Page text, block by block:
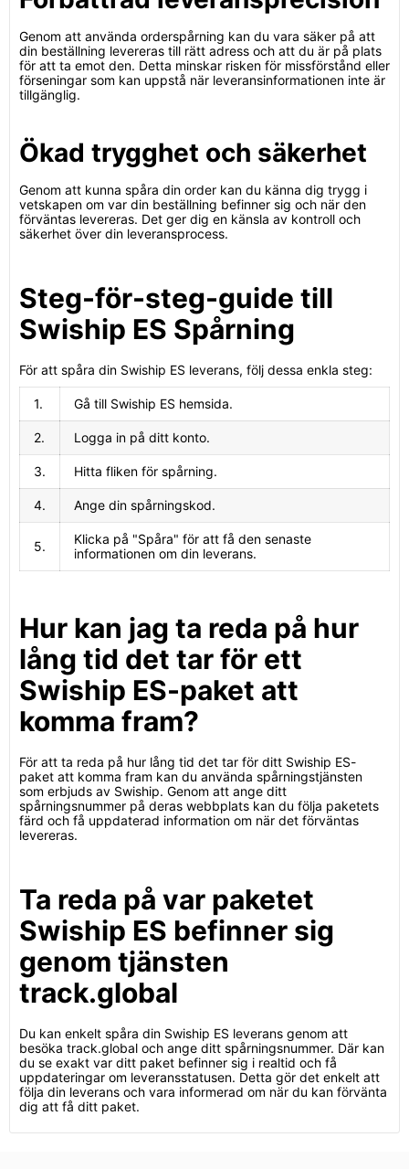
Genom att använda orderspårning kan du vara säker på att
din beställning levereras till rätt adress och att du är på plats
för att ta emot den. Detta minskar risken för missförstånd eller
förseningar som kan uppstå när leveransinformationen inte är
tillgänglig.
Ökad trygghet och säkerhet
Genom att kunna spåra din order kan du känna dig trygg i
vetskapen om var din beställning befinner sig och när den
förväntas levereras. Det ger dig en känsla av kontroll och
säkerhet över din leveransprocess.
Steg-för-steg-guide till
Swiship ES Spårning
För att spåra din Swiship ES leverans, följ dessa enkla steg:
1. Gå till Swiship ES hemsida.
2. Logga in på ditt konto.
3. Hitta fliken för spårning.
4. Ange din spårningskod.
5.
Klicka på "Spåra" för att få den senaste
informationen om din leverans.
Hur kan jag ta reda på hur
lång tid det tar för ett
Swiship ES-paket att
komma fram?
För att ta reda på hur lång tid det tar för ditt Swiship ES-
paket att komma fram kan du använda spårningstjänsten
som erbjuds av Swiship. Genom att ange ditt
spårningsnummer på deras webbplats kan du följa paketets
färd och få uppdaterad information om när det förväntas
levereras.
Ta reda på var paketet
Swiship ES befinner sig
genom tjänsten
track.global
Du kan enkelt spåra din Swiship ES leverans genom att
besöka track.global och ange ditt spårningsnummer. Där kan
du se exakt var ditt paket befinner sig i realtid och få
uppdateringar om leveransstatusen. Detta gör det enkelt att
följa din leverans och vara informerad om när du kan förvänta
dig att få ditt paket.